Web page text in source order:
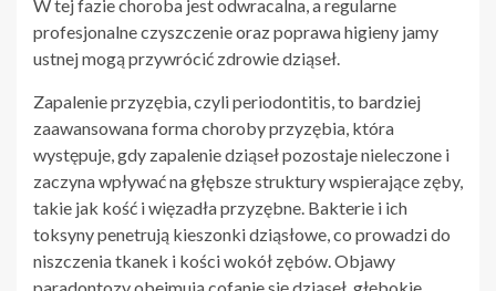
W tej fazie choroba jest odwracalna, a regularne
profesjonalne czyszczenie oraz poprawa higieny jamy
ustnej mogą przywrócić zdrowie dziąseł.
Zapalenie przyzębia, czyli periodontitis, to bardziej
zaawansowana forma choroby przyzębia, która
występuje, gdy zapalenie dziąseł pozostaje nieleczone i
zaczyna wpływać na głębsze struktury wspierające zęby,
takie jak kość i więzadła przyzębne. Bakterie i ich
toksyny penetrują kieszonki dziąsłowe, co prowadzi do
niszczenia tkanek i kości wokół zębów. Objawy